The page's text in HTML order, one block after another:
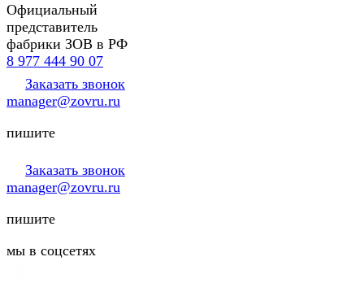
Официальный
представитель
фабрики ЗОВ в РФ
8 977 444 90 07
Заказать звонок
manager@zovru.ru
пишите
Заказать звонок
manager@zovru.ru
пишите
мы в соцсетях